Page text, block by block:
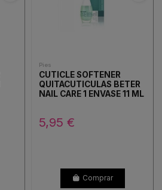
Pies
CUTICLE SOFTENER
QUITACUTICULAS BETER
NAIL CARE 1 ENVASE 11 ML
5,95 €
Comprar